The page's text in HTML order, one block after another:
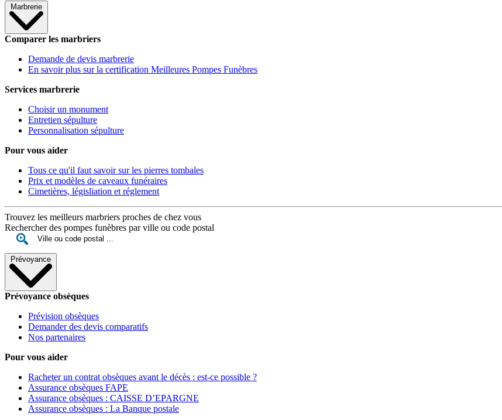
Marbrerie
Comparer les marbriers
Demande de devis marbrerie
En savoir plus sur la certification Meilleures Pompes Funèbres
Services marbrerie
Choisir un monument
Entretien sépulture
Personnalisation sépulture
Pour vous aider
Tous ce qu'il faut savoir sur les pierres tombales
Prix et modèles de caveaux funéraires
Cimetières, législiation et réglement
Trouvez les meilleurs marbriers proches de chez vous
Rechercher des pompes funèbres par ville ou code postal
Prévoyance
Prévoyance obsèques
Prévision obsèques
Demander des devis comparatifs
Nos partenaires
Pour vous aider
Racheter un contrat obsèques avant le décès : est-ce possible ?
Assurance obsèques FAPE
Assurance obsèques : CAISSE D’EPARGNE
Assurance obsèques : La Banque postale